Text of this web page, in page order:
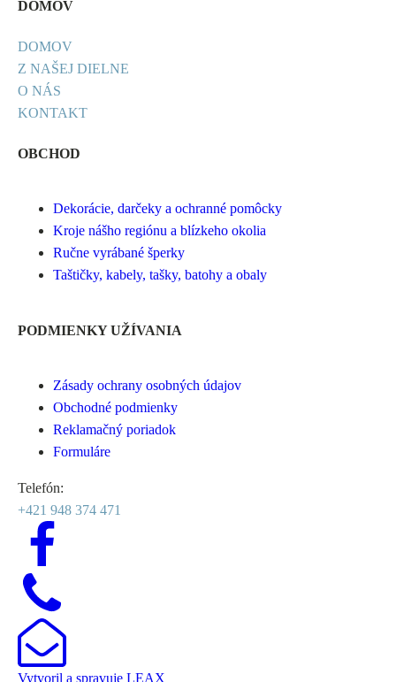
DOMOV
DOMOV
Z NAŠEJ DIELNE
O NÁS
KONTAKT
OBCHOD
Dekorácie, darčeky a ochranné pomôcky
Kroje nášho regiónu a blízkeho okolia
Ručne vyrábané šperky
Taštičky, kabely, tašky, batohy a obaly
PODMIENKY UŽÍVANIA
Zásady ochrany osobných údajov
Obchodné podmienky
Reklamačný poriadok
Formuláre
Telefón:
+421 948 374 471
Vytvoril a spravuje LEAX